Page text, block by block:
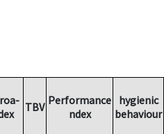
TBV Performance
ndex
hygienic
behaviour